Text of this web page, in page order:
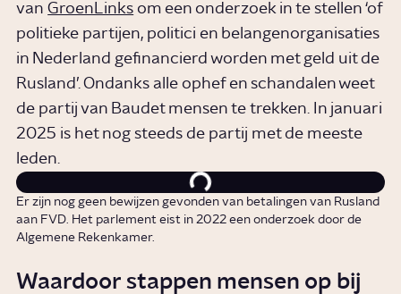
vanGroenLinks om een onderzoek in te stellen ‘of
politieke partijen, politici en belangenorganisaties
in Nederland gefinancierd worden met geld uit de
Rusland’. Ondanks alle ophef en schandalen weet
de partij van Baudet mensen te trekken. In januari
2025 is het nog steeds de partij met de meeste
leden.
Er zijn nog geen bewijzen gevonden van betalingen van Rusland
aan FVD. Het parlement eist in 2022 een onderzoek door de
Algemene Rekenkamer.
Waardoor stappen mensen op bij